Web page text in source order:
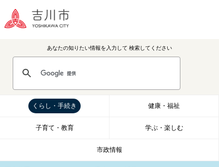
あなたの知りたい情報を入力して 検索してください
くらし・手続き 健康・福祉
子育て・教育 学ぶ・楽しむ
市政情報